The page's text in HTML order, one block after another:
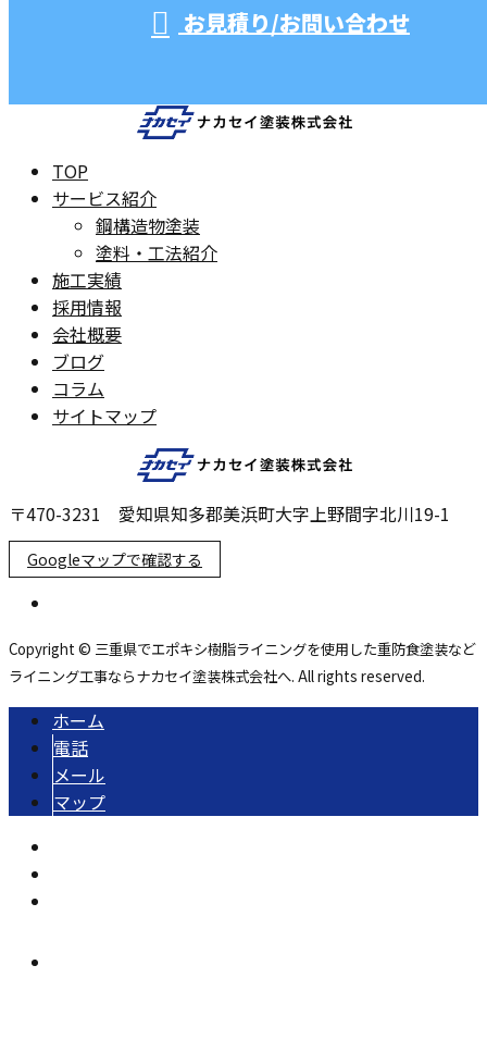
お見積り/お問い合わせ
TOP
サービス紹介
鋼構造物塗装
塗料・工法紹介
施工実績
採用情報
会社概要
ブログ
コラム
サイトマップ
〒470-3231 愛知県知多郡美浜町大字上野間字北川19-1
Googleマップで確認する
Copyright © 三重県でエポキシ樹脂ライニングを使用した重防食塗装など
ライニング工事ならナカセイ塗装株式会社へ. All rights reserved.
ホーム
電話
メール
マップ